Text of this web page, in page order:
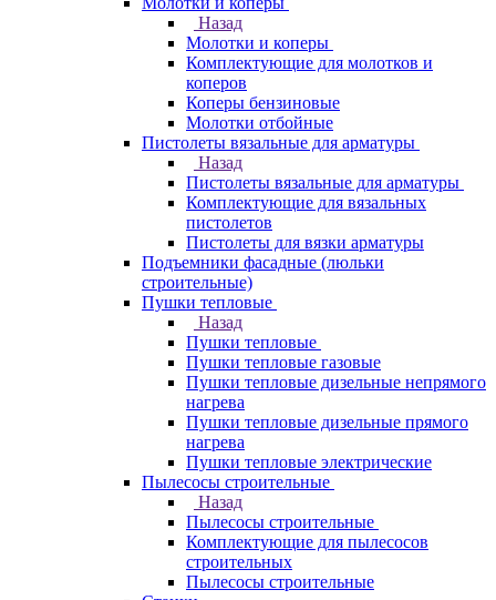
Назад
Молотки и коперы
Комплектующие для молотков и
коперов
Коперы бензиновые
Молотки отбойные
Пистолеты вязальные для арматуры
Назад
Пистолеты вязальные для арматуры
Комплектующие для вязальных
пистолетов
Пистолеты для вязки арматуры
Подъемники фасадные (люльки
строительные)
Пушки тепловые
Назад
Пушки тепловые
Пушки тепловые газовые
Пушки тепловые дизельные непрямого
нагрева
Пушки тепловые дизельные прямого
нагрева
Пушки тепловые электрические
Пылесосы строительные
Назад
Пылесосы строительные
Комплектующие для пылесосов
строительных
Пылесосы строительные